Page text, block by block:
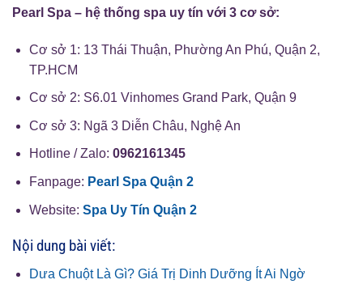
Pearl Spa – hệ thống spa uy tín với 3 cơ sở:
Cơ sở 1: 13 Thái Thuận, Phường An Phú, Quận 2,
TP.HCM
Cơ sở 2: S6.01 Vinhomes Grand Park, Quận 9
Cơ sở 3: Ngã 3 Diễn Châu, Nghệ An
Hotline / Zalo: 0962161345
Fanpage: Pearl Spa Quận 2
Website: Spa Uy Tín Quận 2
Nội dung bài viết:
Dưa Chuột Là Gì? Giá Trị Dinh Dưỡng Ít Ai Ngờ